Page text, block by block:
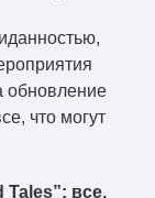
обновление
что могут
Tales”: все,